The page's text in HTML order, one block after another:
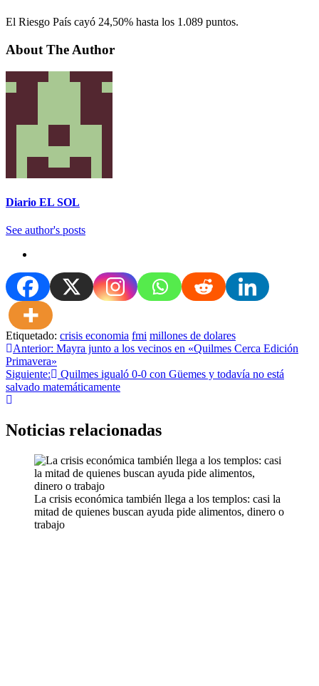
El Riesgo País cayó 24,50% hasta los 1.089 puntos.
About The Author
Diario EL SOL
See author's posts
Etiquetado: crisis economia fmi millones de dolares
Navegación
de
entradas
Anterior: Mayra junto a los vecinos en «Quilmes Cerca Edición
Primavera»
Siguiente:
Quilmes igualó 0-0 con Güemes y todavía no está
salvado matemáticamente
Noticias relacionadas
La crisis económica también llega a los templos: casi la
mitad de quienes buscan ayuda pide alimentos, dinero o
trabajo